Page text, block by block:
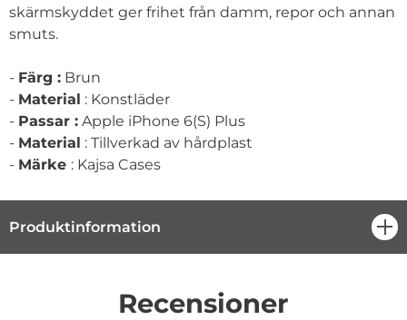
skärmskyddet ger frihet från damm, repor och annan
smuts.
- Färg : Brun
- Material : Konstläder
- Passar : Apple iPhone 6(S) Plus
- Material : Tillverkad av hårdplast
- Märke : Kajsa Cases
Produktinformation
Recensioner